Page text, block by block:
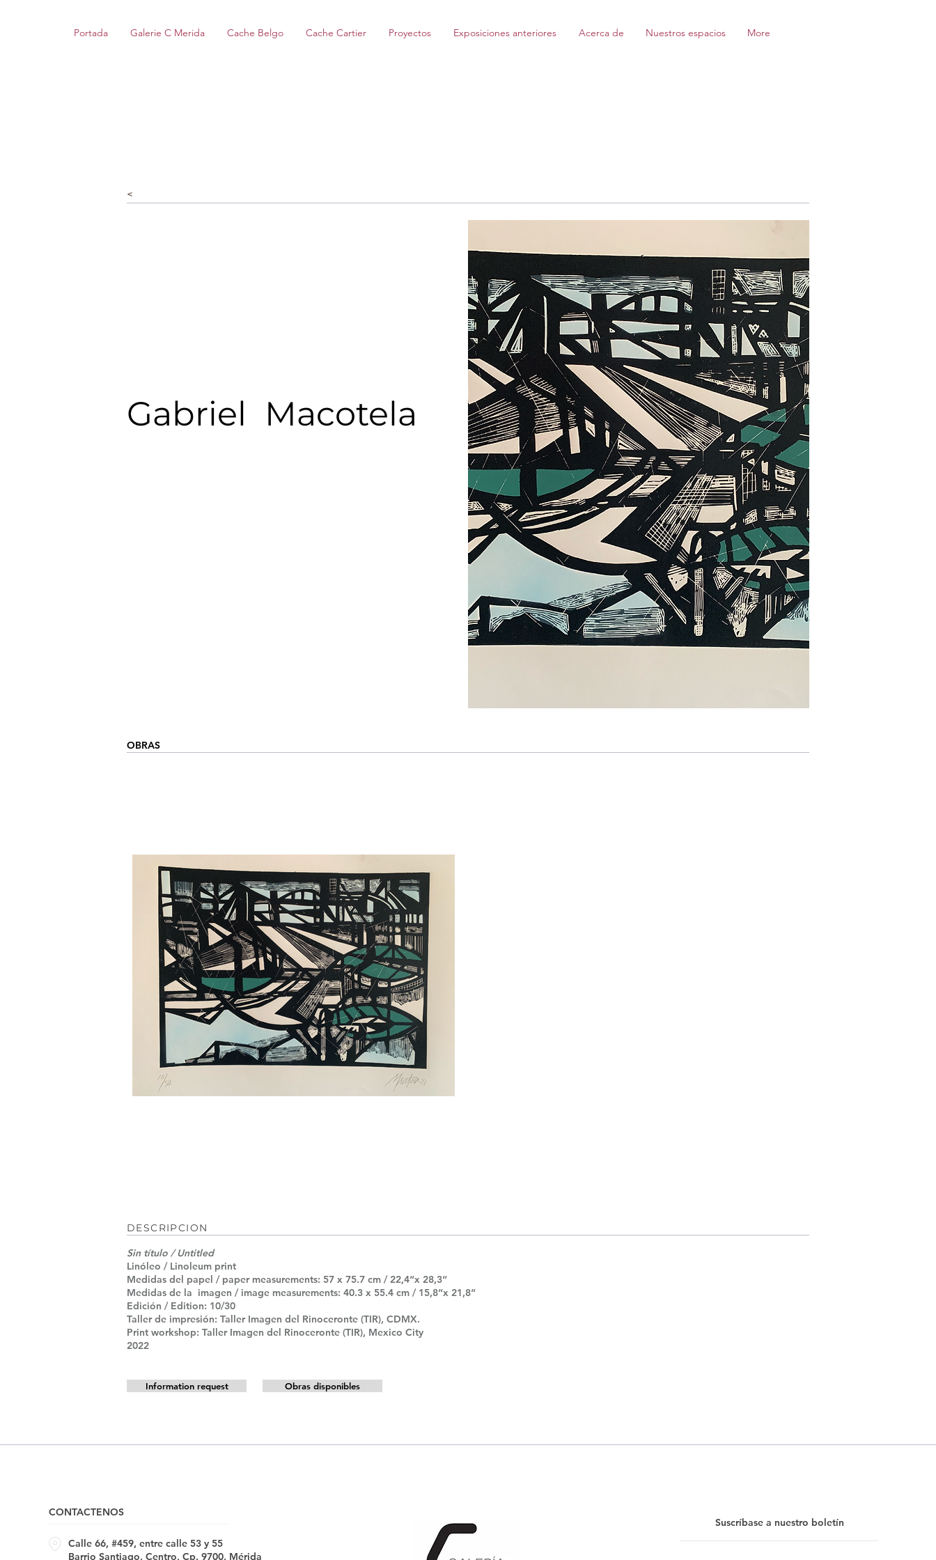
Portada Galerie C Merida Cache Belgo Cache Cartier Proyectos Exposiciones anteriores Acerca de Nuestros espacios More
<
Gabriel Macotela
OBRAS
DESCRIPCION
Sin título / Untitled
Linóleo / Linoleum print
Medidas del papel / paper measurements: 57 x 75.7 cm / 22,4“x 28,3“
Medidas de la imagen / image measurements: 40.3 x 55.4 cm / 15,8“x 21,8“
Edición / Edition: 10/30
Taller de impresión: Taller Imagen del Rinoceronte (TIR), CDMX.
Print workshop: Taller Imagen del Rinoceronte (TIR), Mexico City
2022
Information request Obras disponibles
CONTACTENOS
Calle 66, #459, entre calle 53 y 55
Barrio Santiago, Centro, Cp. 9700, Mérida
Suscríbase a nuestro boletín